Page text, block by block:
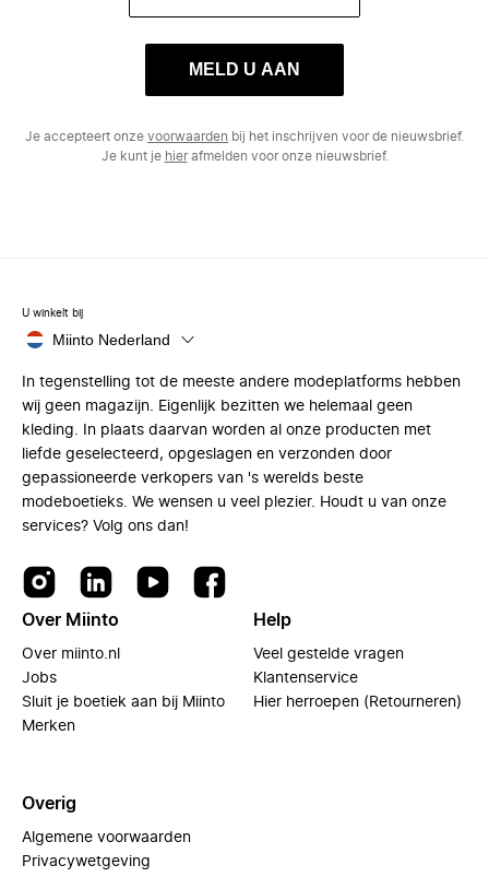
MELD U AAN
Je accepteert onze voorwaarden bij het inschrijven voor de nieuwsbrief.
Je kunt je hierafmelden voor onze nieuwsbrief.
U winkelt bij
Miinto Nederland
In tegenstelling tot de meeste andere modeplatforms hebben
wij geen magazijn. Eigenlijk bezitten we helemaal geen
kleding. In plaats daarvan worden al onze producten met
liefde geselecteerd, opgeslagen en verzonden door
gepassioneerde verkopers van 's werelds beste
modeboetieks. We wensen u veel plezier. Houdt u van onze
services? Volg ons dan!
Over Miinto
Over miinto.nl
Jobs
Sluit je boetiek aan bij Miinto
Merken
Help
Veel gestelde vragen
Klantenservice
Hier herroepen (Retourneren)
Overig
Algemene voorwaarden
Privacywetgeving